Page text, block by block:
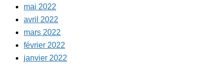
mai 2022
avril 2022
mars 2022
février 2022
janvier 2022